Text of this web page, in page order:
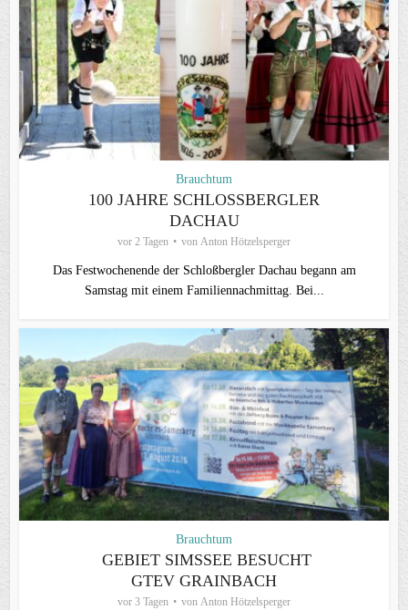
Brauchtum
100 JAHRE SCHLOSSBERGLER D
ACHAU
vor 2 Tagen von Anton Hötzelsperger
Das Festwochenende der Schloßbergler Dachau begann am
Samstag mit einem Familiennachmittag. Bei...
Brauchtum
GEBIET SIMSSEE BESUCHT
GTEV GRAINBACH
vor 3 Tagen von Anton Hötzelsperger